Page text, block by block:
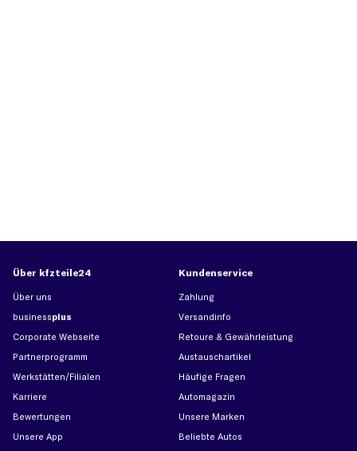
Über kfzteile24
Über uns
businessplus
Corporate Webseite
Partnerprogramm
Werkstätten/Filialen
Karriere
Bewertungen
Unsere App
Kundenservice
Zahlung
Versandinfo
Retoure & Gewährleistung
Austauschartikel
Häufige Fragen
Automagazin
Unsere Marken
Beliebte Autos